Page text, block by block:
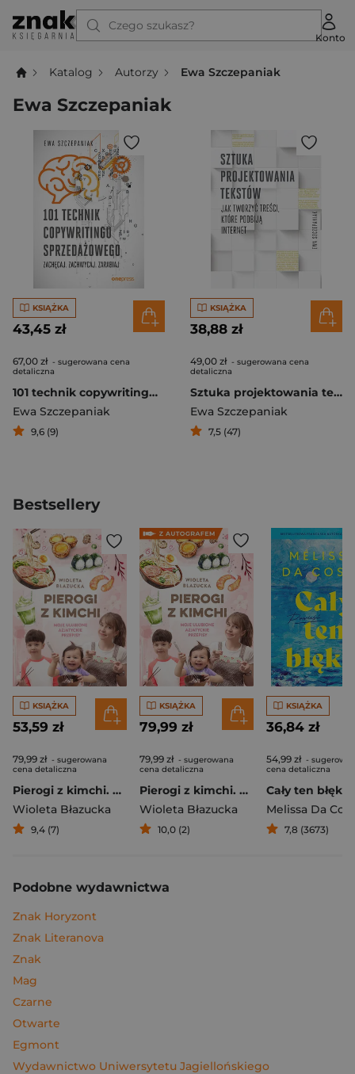
Czego szukasz?
Konto
Katalog Autorzy Ewa Szczepaniak
Ewa Szczepaniak
KSIĄŻKA
43,45 zł
67,00 zł - sugerowana cena
detaliczna
101 technik copywritingu sprzedażowego. Zachęcaj. Zachwycaj. Zarabiaj
Ewa Szczepaniak
9,6 (9)
KSIĄŻKA
38,88 zł
49,00 zł - sugerowana cena
detaliczna
Sztuka projektowania tekstów Jak tworzyć treści, które podbiją internet
Ewa Szczepaniak
7,5 (47)
Bestsellery
KSIĄŻKA
53,59 zł
79,99 zł - sugerowana
cena detaliczna
Pierogi z kimchi. Moje ulubione azjatyckie przepisy
Wioleta Błazucka
9,4 (7)
KSIĄŻKA
79,99 zł
79,99 zł - sugerowana
cena detaliczna
Pierogi z kimchi. Moje ulubione azjatyckie przepisy - książka z autografem
Wioleta Błazucka
10,0 (2)
KSIĄŻKA
36,84 zł
54,99 zł -
cena detaliczna
Cały ten błękit
Melissa Da
7,8 (3673)
Podobne wydawnictwa
Znak Horyzont
Znak Literanova
Znak
Mag
Czarne
Otwarte
Egmont
Wydawnictwo Uniwersytetu Jagiellońskiego